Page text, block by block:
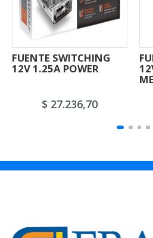
FUENTE SWITCHING
12V 1.25A POWER
$ 27.236,70